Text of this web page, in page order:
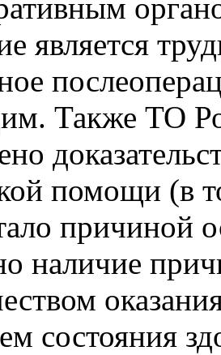
является
Также ТО
помощи (в
причиной
наличие
состояния